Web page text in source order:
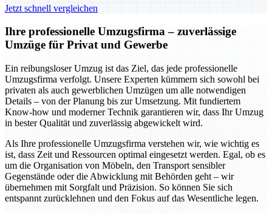
Jetzt schnell vergleichen
Ihre professionelle Umzugsfirma – zuverlässige
Umzüge für Privat und Gewerbe
Ein reibungsloser Umzug ist das Ziel, das jede professionelle
Umzugsfirma verfolgt. Unsere Experten kümmern sich sowohl bei
privaten als auch gewerblichen Umzügen um alle notwendigen
Details – von der Planung bis zur Umsetzung. Mit fundiertem
Know-how und moderner Technik garantieren wir, dass Ihr Umzug
in bester Qualität und zuverlässig abgewickelt wird.
Als Ihre professionelle Umzugsfirma verstehen wir, wie wichtig es
ist, dass Zeit und Ressourcen optimal eingesetzt werden. Egal, ob es
um die Organisation von Möbeln, den Transport sensibler
Gegenstände oder die Abwicklung mit Behörden geht – wir
übernehmen mit Sorgfalt und Präzision. So können Sie sich
entspannt zurücklehnen und den Fokus auf das Wesentliche legen.